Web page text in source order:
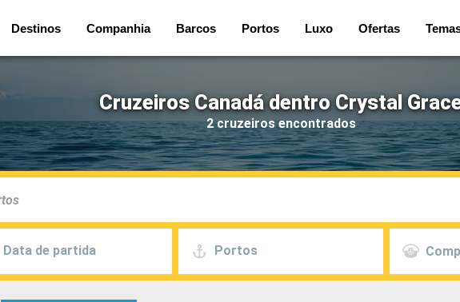
Destinos Companhia Barcos Portos Luxo Ofertas
Cruzeiros Canadá dentro Crystal
2 cruzeiros encontrados
Data de partida Portos